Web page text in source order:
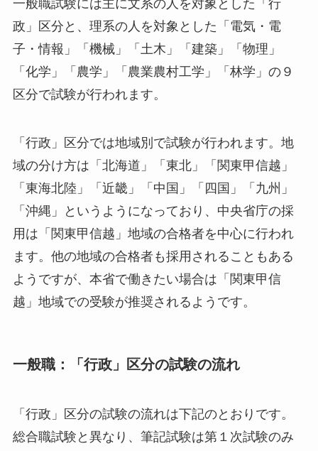
一般職試験には主に文系の人を対象とした「行
政」区分と、理系の人を対象とした「電気・電
子・情報」「機械」「土木」「建築」「物理」
「化学」「農学」「農業農村工学」「林学」の９
区分で試験が行われます。
「行政」区分では地域別で試験が行われます。地
域の分け方は「北海道」「東北」「関東甲信越」
「東海北陸」「近畿」「中国」「四国」「九州」
「沖縄」というようになっており、中央省庁の採
用は「関東甲信越」地域の合格者を中心に行われ
ます。他の地域の合格者も採用されることもある
ようですが、本省で働きたい場合は「関東甲信
越」地域での受験が推奨されるようです。
一般職：「行政」区分の試験の流れ
「行政」区分の試験の流れは下記のとおりです。
総合職試験と異なり、筆記試験は第１次試験のみ